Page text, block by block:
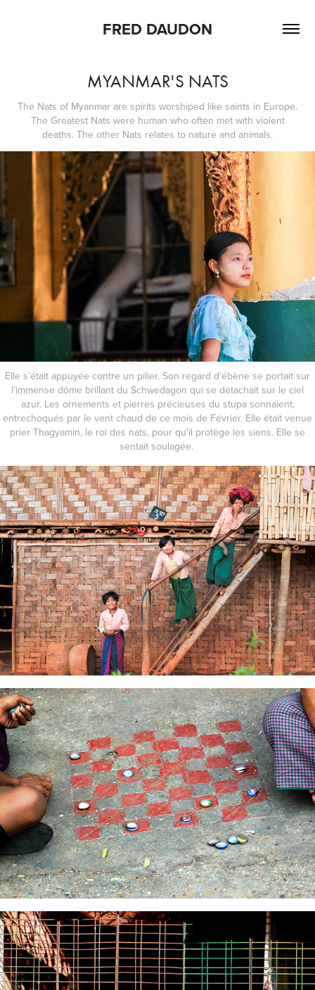
FRED DAUDON
MYANMAR'S NATS
The Nats of Myanmar are spirits worshiped like saints in Europe.
The Greatest Nats were human who often met with violent
deaths. The other Nats relates to nature and animals.
Elle s’était appuyée contre un pilier. Son regard d’ébène se portait sur
l’immense dôme brillant du Schwedagon qui se détachait sur le ciel
azur. Les ornements et pierres précieuses du stupa sonnaient,
entrechoqués par le vent chaud de ce mois de Février. Elle était venue
prier Thagyamin, le roi des nats, pour qu’il protège les siens. Elle se
sentait soulagée.